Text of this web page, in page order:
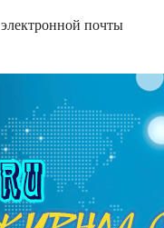
почты